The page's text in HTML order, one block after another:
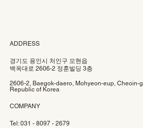
ADDRESS
경기도 용인시 처인구 모현읍
백옥대로 2606-2 정훈빌딩 3층
2606-2, Baegok-daero, Mohyeon-eup, Cheoin-
Republic of Korea
COMPANY
Tel: 031 - 8097 - 2679